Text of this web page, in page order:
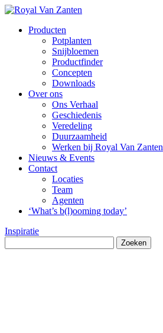
Producten
Potplanten
Snijbloemen
Productfinder
Concepten
Downloads
Over ons
Ons Verhaal
Geschiedenis
Veredeling
Duurzaamheid
Werken bij Royal Van Zanten
Nieuws & Events
Contact
Locaties
Team
Agenten
‘What’s b(l)ooming today’
Inspiratie